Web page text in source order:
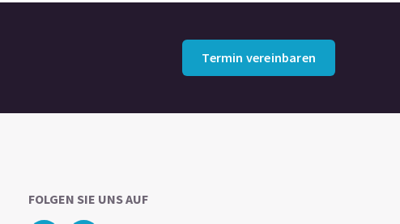
Termin vereinbaren
FOLGEN SIE UNS AUF